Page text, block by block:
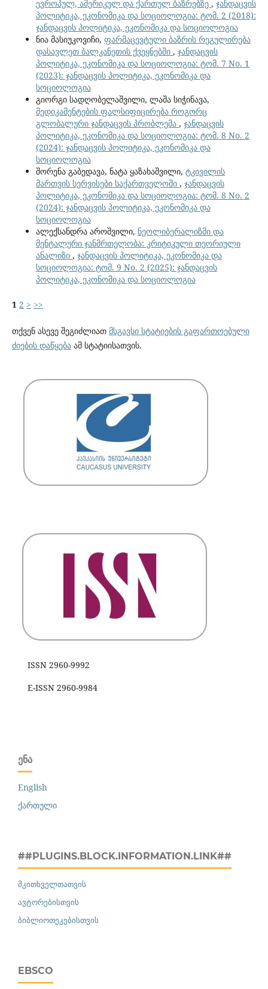
ევროპულ, ამერიკულ და ქართულ ბაზრებზე , ჯანდაცვის
პოლიტიკა, ეკონომიკა და სოციოლოგია: ტომ. 2 (2018):
ჯანდაცვის პოლიტიკა, ეკონომიკა და სოციოლოგია
ნია მასიუკოვიჩი, ფარმაცევტული ბაზრის რეგულირება
დასავლეთ ბალკანეთის ქვეყნებში , ჯანდაცვის
პოლიტიკა, ეკონომიკა და სოციოლოგია: ტომ. 7 No. 1
(2023): ჯანდაცვის პოლიტიკა, ეკონომიკა და
სოციოლოგია
გიორგი სადღობელაშვილი, ლაშა სიჭინავა,
მედიკამენტების ფალსიფიცირება როგორც
გლობალური ჯანდაცვის პრობლემა , ჯანდაცვის
პოლიტიკა, ეკონომიკა და სოციოლოგია: ტომ. 8 No. 2
(2024): ჯანდაცვის პოლიტიკა, ეკონომიკა და
სოციოლოგია
შორენა გაბედავა, ნატა ყაზახაშვილი, ტკივილის
მართვის სერვისები საქართველოში , ჯანდაცვის
პოლიტიკა, ეკონომიკა და სოციოლოგია: ტომ. 8 No. 2
(2024): ჯანდაცვის პოლიტიკა, ეკონომიკა და
სოციოლოგია
ალექსანდრა აროშვილი, ნეოლიბერალიზმი და
მენტალური ჯანმრთელობა: კრიტიკული თეორიული
ანალიზი , ჯანდაცვის პოლიტიკა, ეკონომიკა და
სოციოლოგია: ტომ. 9 No. 2 (2025): ჯანდაცვის
პოლიტიკა, ეკონომიკა და სოციოლოგია
1 2 > >>
თქვენ ასევე შეგიძლიათ მსგავსი სტატიების გაფართოებული
ძიების დაწყებაამ სტატიისათვის.
ISSN 2960-9992
E-ISSN 2960-9984
ᲔᲜᲐ
English
ქართული
##PLUGINS.BLOCK.INFORMATION.LINK##
მკითხველთათვის
ავტორებისთვის
ბიბლიოთეკებისთვის
EBSCO